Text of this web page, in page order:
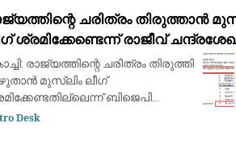
മുൻപ് താനീ പ്രസ്
ചരിത്രം തിരുത്താൻ
ശ്രമിക്കേണ്ടെന്ന് രാജീവ്
ചോദ്യ വിവാദത്തിൽ
രാജ്യത്തിന്റെ ചരിത്രം തിരുത്തി
മുസ്ലിം ലീഗ്
ബിജെപി
രാജീവ് ചന്ദ്രശേഖർ.
Desk